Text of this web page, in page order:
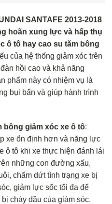
SANTAFE 2013-2018
hoãn xung lực và hấp thụ
ô tô hay cao su tăm bông
của hệ thống giảm xóc trên
hồi cao và khả năng
phẩm này có nhiệm vụ là
bụi bẩn và giúp hành trình
bông giảm xóc xe ô tô:
xe ổn định hơn và năng lực
ô tô khi xe thực hiện đánh lái
những con đường xấu,
chấm dứt tình trạng xe bị
giảm lực sốc tối đa để
chảy dầu của giảm sóc.